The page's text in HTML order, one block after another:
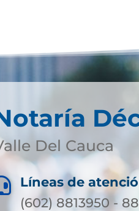
Del Cauca
Líneas de
(602) 8813950 -